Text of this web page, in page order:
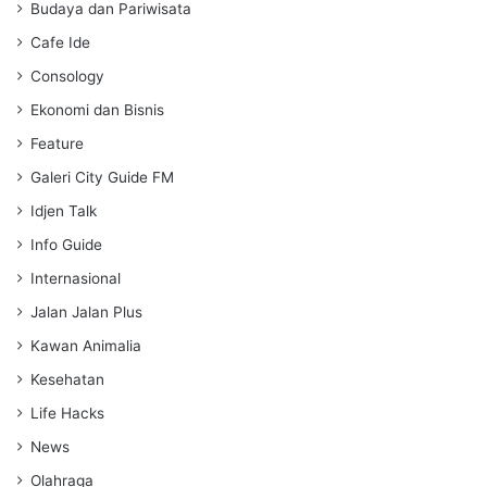
Budaya dan Pariwisata
Cafe Ide
Consology
Ekonomi dan Bisnis
Feature
Galeri City Guide FM
Idjen Talk
Info Guide
Internasional
Jalan Jalan Plus
Kawan Animalia
Kesehatan
Life Hacks
News
Olahraga